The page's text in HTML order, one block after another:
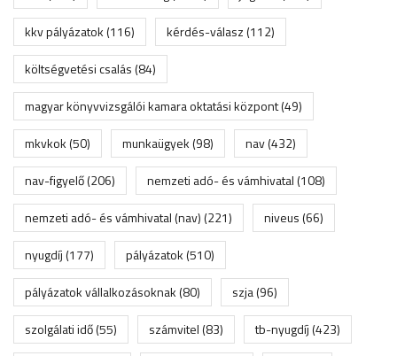
kkv pályázatok(116) kérdés-válasz(112)
költségvetési csalás(84)
magyar könyvvizsgálói kamara oktatási központ(49)
mkvkok(50) munkaügyek(98) nav(432)
nav-figyelő(206) nemzeti adó- és vámhivatal(108)
nemzeti adó- és vámhivatal (nav)(221) niveus(66)
nyugdíj(177) pályázatok(510)
pályázatok vállalkozásoknak(80) szja(96)
szolgálati idő(55) számvitel(83) tb-nyugdíj(423)